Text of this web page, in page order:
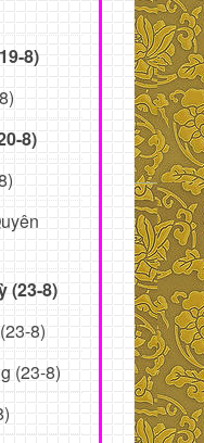
8)
8)
(23-8)
8)
(23-8)